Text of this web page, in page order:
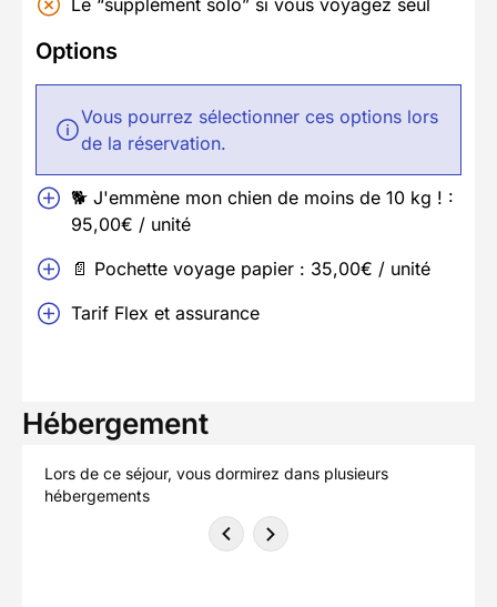
Le “supplément solo” si vous voyagez seul
Options
Vous pourrez sélectionner ces options lors
de la réservation.
🐕 J'emmène mon chien de moins de 10 kg ! :
95,00€ / unité
📄 Pochette voyage papier : 35,00€ / unité
Tarif Flex et assurance
Hébergement
Lors de ce séjour, vous dormirez dans plusieurs
hébergements